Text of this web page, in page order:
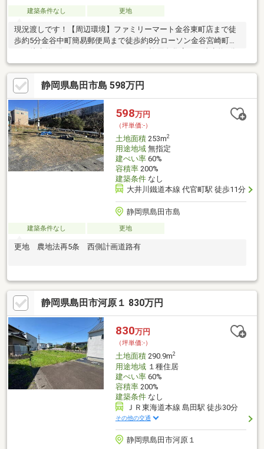
建築条件なし 更地
現況渡しです！【周辺環境】ファミリーマート金谷東町店まで徒
歩約5分金谷中町簡易郵便局まで徒歩約8分ローソン金谷宮崎町店
ウエルシア島田金谷店まで徒歩約12分DCMアットホーム金谷店ま
で徒歩約14分食鮮館タイヨー栄町店まで徒歩約16分
静岡県島田市島 598万円
598万円
（坪単価:-）
土地面積253m2
用途地域無指定
建ぺい率60%
容積率200%
建築条件なし
大井川鐵道本線 代官町駅 徒歩11分
静岡県島田市島
建築条件なし 更地
更地 農地法再5条 西側計画道路有
静岡県島田市河原１ 830万円
830万円
（坪単価:-）
土地面積290.9m2
用途地域１種住居
建ぺい率60%
容積率200%
建築条件なし
ＪＲ東海道本線 島田駅 徒歩30分
その他の交通
静岡県島田市河原１